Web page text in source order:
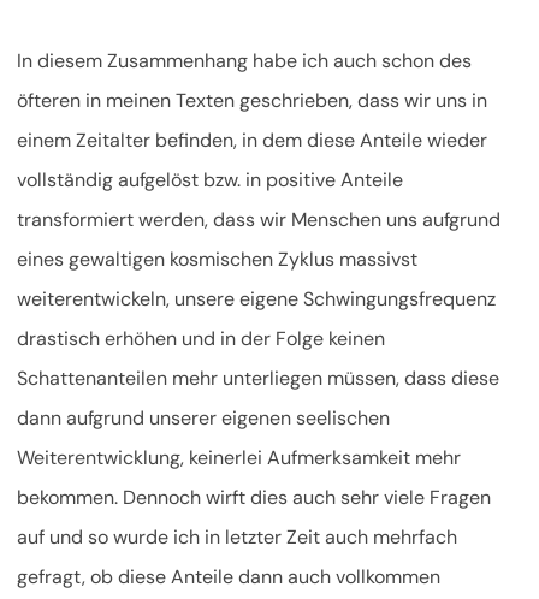
In diesem Zusammenhang habe ich auch schon des
öfteren in meinen Texten geschrieben, dass wir uns in
einem Zeitalter befinden, in dem diese Anteile wieder
vollständig aufgelöst bzw. in positive Anteile
transformiert werden, dass wir Menschen uns aufgrund
eines gewaltigen kosmischen Zyklus massivst
weiterentwickeln, unsere eigene Schwingungsfrequenz
drastisch erhöhen und in der Folge keinen
Schattenanteilen mehr unterliegen müssen, dass diese
dann aufgrund unserer eigenen seelischen
Weiterentwicklung, keinerlei Aufmerksamkeit mehr
bekommen. Dennoch wirft dies auch sehr viele Fragen
auf und so wurde ich in letzter Zeit auch mehrfach
gefragt, ob diese Anteile dann auch vollkommen